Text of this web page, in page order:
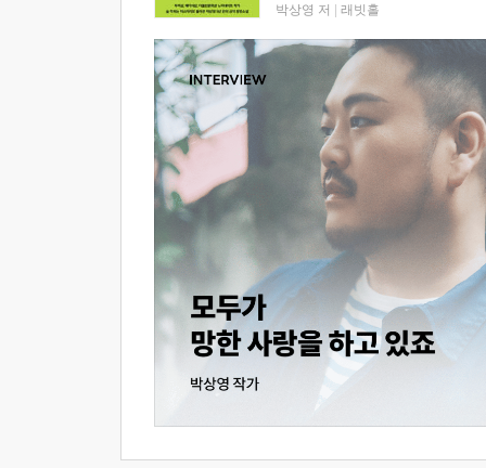
박상영 저 래빗홀